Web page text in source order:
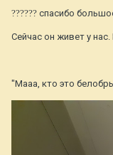
?????? спасибо
Сейчас он живет у
"Мааа, кто это